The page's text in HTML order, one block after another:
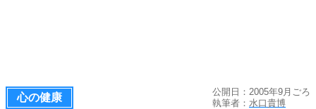
心の健康
公開日：2005年9月ごろ
執筆者： 水口貴博